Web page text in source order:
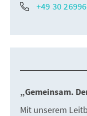
+49 30
„Gemeinsam.
Mit unserem